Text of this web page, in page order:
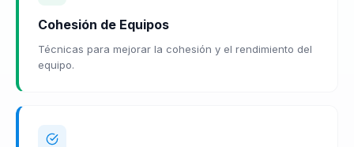
Cohesión de Equipos
Técnicas para mejorar la cohesión y el rendimiento del
equipo.